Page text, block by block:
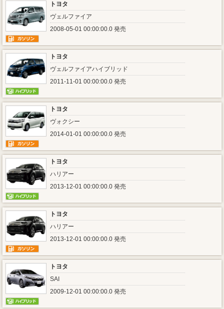
トヨタ
ヴェルファイア
2008-05-01 00:00:00.0 発売
トヨタ
ヴェルファイアハイブリッド
2011-11-01 00:00:00.0 発売
トヨタ
ヴォクシー
2014-01-01 00:00:00.0 発売
トヨタ
ハリアー
2013-12-01 00:00:00.0 発売
トヨタ
ハリアー
2013-12-01 00:00:00.0 発売
トヨタ
SAI
2009-12-01 00:00:00.0 発売